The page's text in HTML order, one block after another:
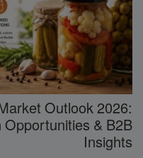
Outlook 2026:
& B2B
Insights